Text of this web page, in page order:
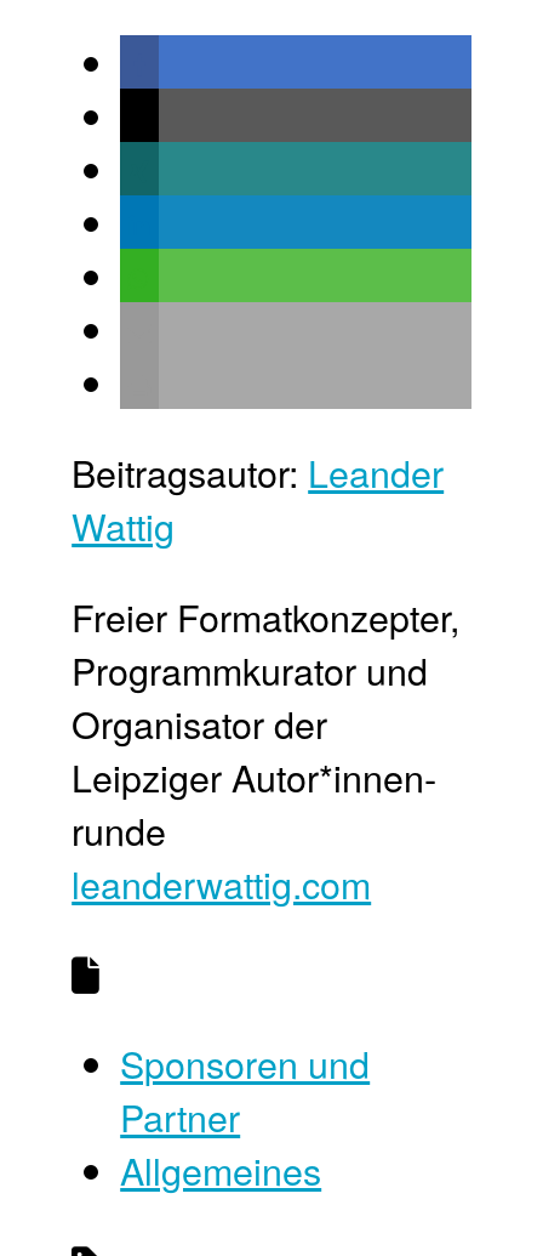
Beitragsautor: Leander
Wattig
Freier Format­konzepter,
Programm­kurator und
Organisator der
Leipziger Autor*innen­
runde
leanderwattig.com
Sponsoren und
Partner
Allgemeines